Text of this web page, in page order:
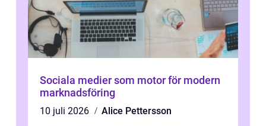
Sociala medier som motor för modern
marknadsföring
10 juli 2026
Alice Pettersson